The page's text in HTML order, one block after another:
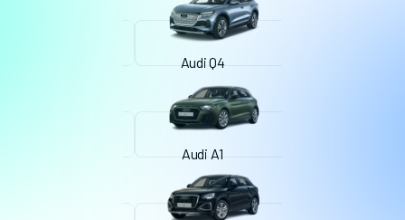
Audi Q4
Audi A1